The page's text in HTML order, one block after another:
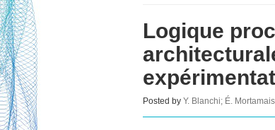
Logique
Posted by Y. Blanchi; É.